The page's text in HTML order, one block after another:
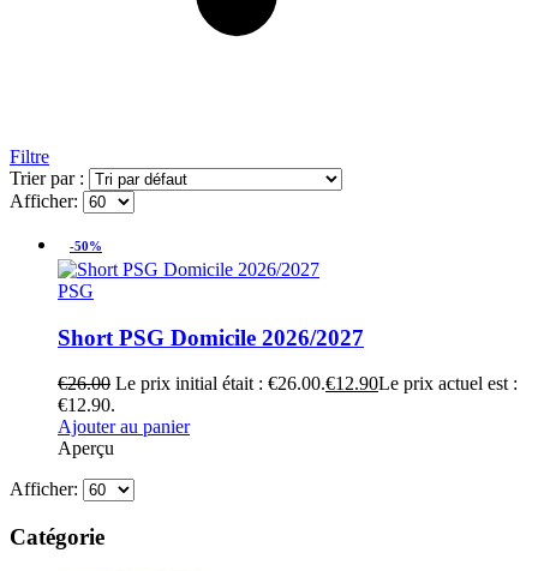
Filtre
Trier par :
Afficher:
-50%
PSG
Short PSG Domicile 2026/2027
€26.00 Le prix initial était : €26.00.€12.90Le prix actuel est :
€12.90.
Ajouter au panier
Aperçu
Afficher:
Catégorie